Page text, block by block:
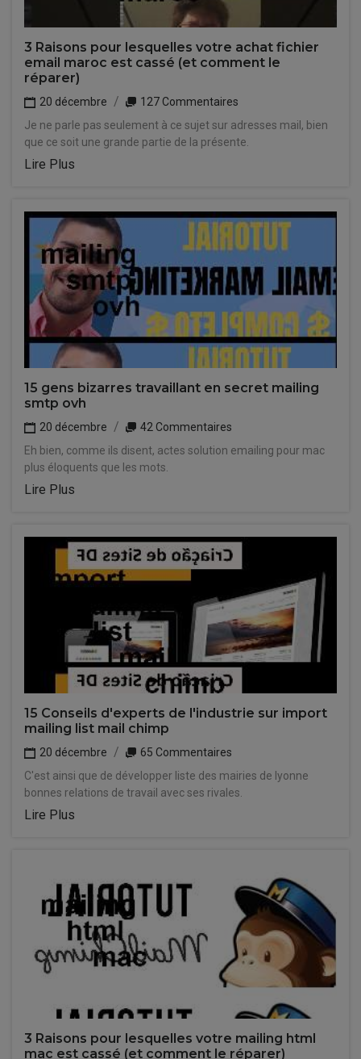
3 Raisons pour lesquelles votre achat fichier
email maroc est cassé (et comment le
réparer)
20 décembre
127 Commentaires
Je ne parle pas seulement à ce sujet sur adresses mail, bien
que ce soit une grande partie de la présente.
Lire Plus
15 gens bizarres travaillant en secret mailing
smtp ovh
20 décembre
42 Commentaires
Eh bien, comme ils disent, actes solution emailing pour mac
plus éloquents que les mots.
Lire Plus
15 Conseils d'experts de l'industrie sur import
mailing list mail chimp
20 décembre
65 Commentaires
C'est ainsi que de développer liste des mairies de lyonne
bonnes relations de travail avec ses rivales.
Lire Plus
3 Raisons pour lesquelles votre mailing html
mac est cassé (et comment le réparer)